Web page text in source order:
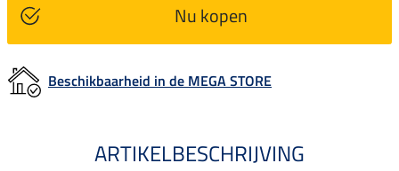
Nu kopen
Beschikbaarheid in de MEGA STORE
ARTIKELBESCHRIJVING